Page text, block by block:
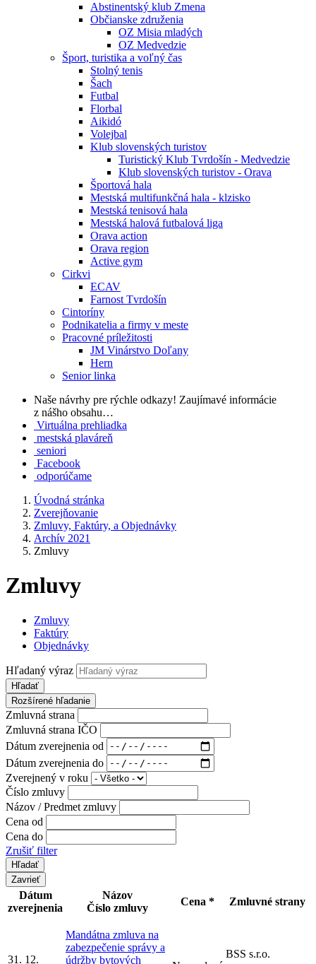
Abstinentský klub Zmena
Občianske združenia
OZ Misia mladých
OZ Medvedzie
Šport, turistika a voľný čas
Stolný tenis
Šach
Futbal
Florbal
Aikidó
Volejbal
Klub slovenských turistov
Turistický Klub Tvrdošín - Medvedzie
Klub slovenských turistov - Orava
Športová hala
Mestská multifunkčná hala - klzisko
Mestská tenisová hala
Mestská halová futbalová liga
Orava action
Orava region
Active gym
Cirkvi
ECAV
Farnost Tvrdošín
Cintoríny
Podnikatelia a firmy v meste
Pracovné príležitosti
JM Vinárstvo Doľany
Hern
Senior linka
Naše návrhy pre rýchle odkazy! Zaujímavé informácie
z nášho obsahu…
Virtuálna prehliadka
mestská plaváreň
seniori
Facebook
odporúčame
Úvodná stránka
Zverejňovanie
Zmluvy, Faktúry, a Objednávky
Archív 2021
Zmluvy
Zmluvy
Zmluvy
Faktúry
Objednávky
Hľadaný výraz
Hľadať
Rozšírené hľadanie
Zmluvná strana
Zmluvná strana IČO
Dátum zverejnenia od
Dátum zverejnenia do
Zverejnený v roku
Číslo zmluvy
Názov / Predmet zmluvy
Cena od
Cena do
Zrušiť filter
Zavrieť
Dátum
zverejnenia
Názov
Číslo zmluvy
Cena * Zmluvné strany
31. 12.
Mandátna zmluva na
zabezpečenie správy a
údržby bytových
BSS s.r.o.